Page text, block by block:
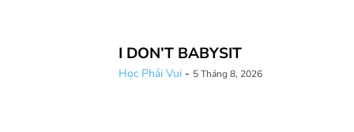
I DON’T BABYSIT
Học Phải Vui - 5 Tháng 8, 2026